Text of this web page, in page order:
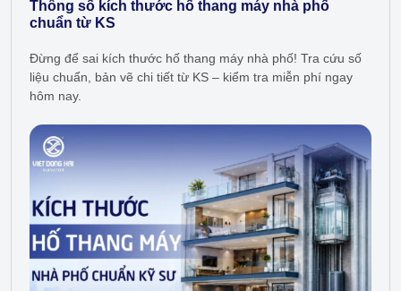
Thông số kích thước hố thang máy nhà phố
chuẩn từ KS
Đừng để sai kích thước hố thang máy nhà phố! Tra cứu số
liệu chuẩn, bản vẽ chi tiết từ KS – kiểm tra miễn phí ngay
hôm nay.